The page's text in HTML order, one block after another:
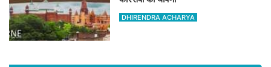
DHIRENDRA ACHARYA